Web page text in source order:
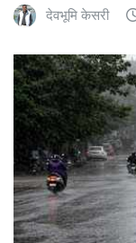
देवभूमि केसरी